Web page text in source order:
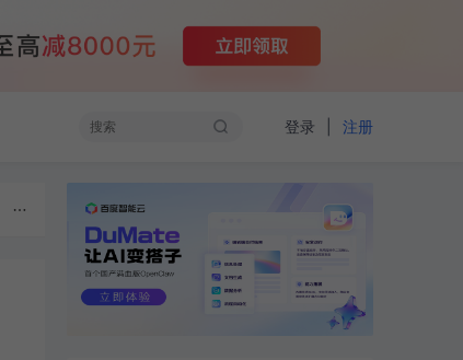
登录 注册
物联网 开源技术 大数据